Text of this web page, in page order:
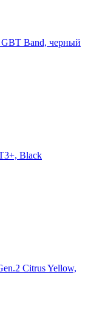
GBT Band, черный
Black
Citrus Yellow,